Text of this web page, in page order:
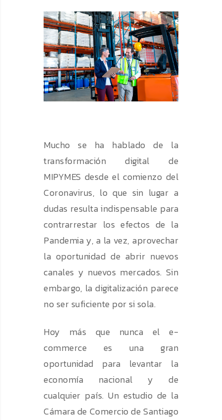
Mucho se ha hablado de la
transformación digital de
MIPYMES desde el comienzo del
Coronavirus, lo que sin lugar a
dudas resulta indispensable para
contrarrestar los efectos de la
Pandemia y, a la vez, aprovechar
la oportunidad de abrir nuevos
canales y nuevos mercados. Sin
embargo, la digitalización parece
no ser suficiente por si sola.
Hoy más que nunca el e-
commerce es una gran
oportunidad para levantar la
economía nacional y de
cualquier país. Un estudio de la
Cámara de Comercio de Santiago